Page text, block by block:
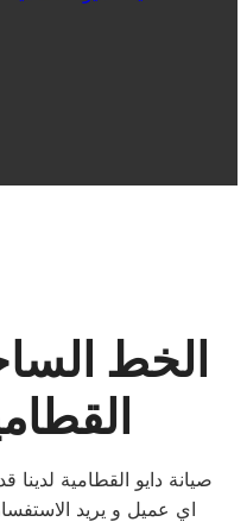
الخط
صيانة دايو القطامية
اي عميل و يريد